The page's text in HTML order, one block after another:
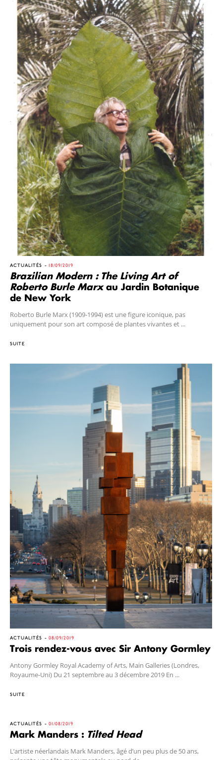
ACTUALITÉS 18/09/2019
Brazilian Modern : The Living Art of
Roberto Burle Marxau Jardin Botanique
de New York
Roberto Burle Marx (1909-1994) est une figure iconique, pas
uniquement pour son art composé de plantes vivantes et ...
SUITE
ACTUALITÉS 08/09/2019
Trois rendez-vous avec Sir Antony Gormley
Antony Gormley Royal Academy of Arts, Main Galleries (Londres,
Royaume-Uni) Du 21 septembre au 3 décembre 2019 En ...
SUITE
ACTUALITÉS 01/08/2019
Mark Manders : Tilted Head
L’artiste néerlandais Mark Manders, âgé d’un peu plus de 50 ans,